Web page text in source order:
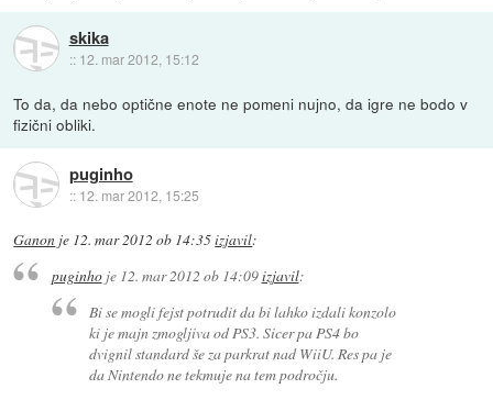
skika
:: 12. mar 2012, 15:12
To da, da nebo optične enote ne pomeni nujno, da igre ne bodo v
fizični obliki.
puginho
:: 12. mar 2012, 15:25
Ganon je 12. mar 2012 ob 14:35izjavil:
puginhoje 12. mar 2012 ob 14:09izjavil:
Bi se mogli fejst potrudit da bi lahko izdali konzolo
ki je majn zmogljiva od PS3. Sicer pa PS4 bo
dvignil standard še za parkrat nad WiiU. Res pa je
da Nintendo ne tekmuje na tem področju.